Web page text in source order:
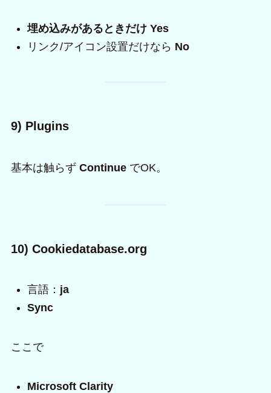
埋め込みがあるときだけ Yes
リンク/アイコン設置だけなら No
9) Plugins
基本は触らず ContinueでOK。
10) Cookiedatabase.org
言語： ja
Sync
ここで
Microsoft Clarity